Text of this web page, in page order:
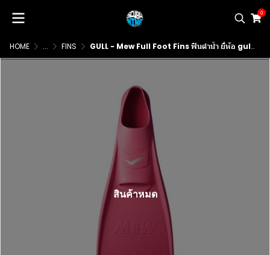
0
HOME ... FINS GULL - Mew Full Foot Fins ฟินดำน้ำ ยี่ห้อ gull รุ่น Mew แบบ fullfoot
สินค้าหมด